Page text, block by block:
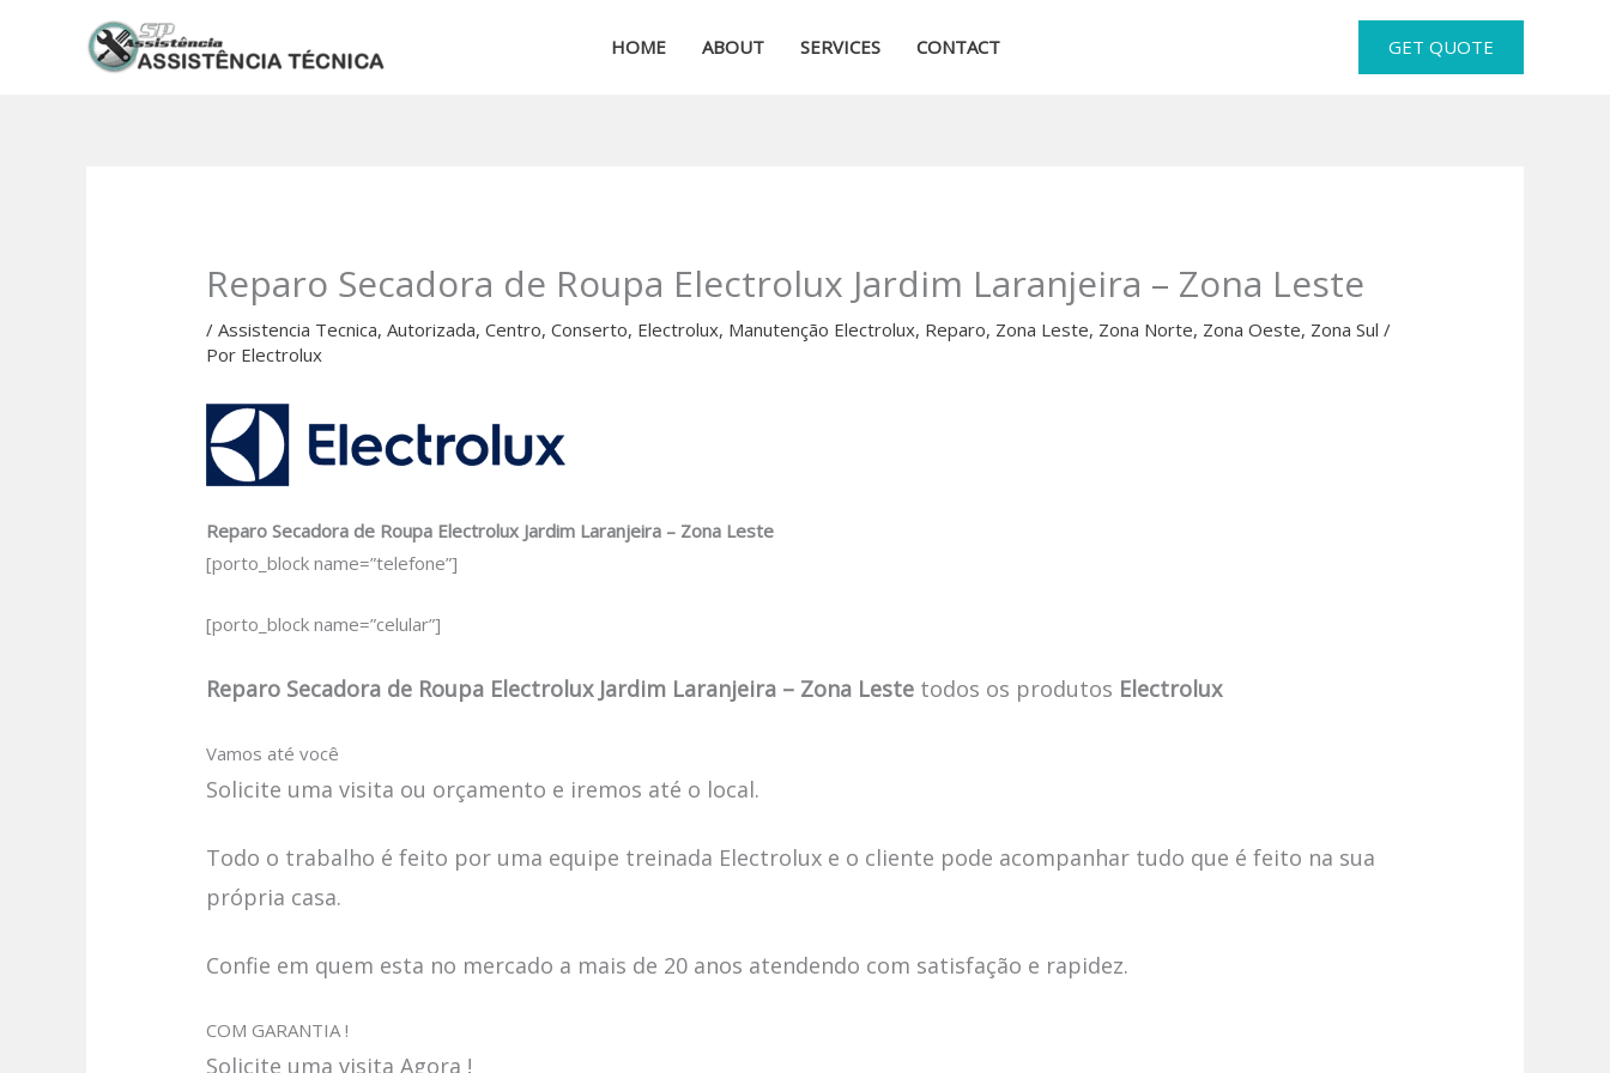
HOME ABOUT SERVICES CONTACT GET QUOTE
Reparo Secadora de Roupa Electrolux Jardim Laranjeira – Zona Leste
/Assistencia Tecnica,Autorizada,Centro,Conserto, Electrolux, Manutenção Electrolux, Reparo, Zona Leste, Zona Norte, Zona Oeste, Zona Sul /
Por Electrolux
Reparo Secadora de Roupa Electrolux Jardim Laranjeira – Zona Leste
[porto_block name=”telefone”]
[porto_block name=”celular”]
Reparo Secadora de Roupa Electrolux Jardim Laranjeira – Zona Leste todos os produtos Electrolux
Vamos até você
Solicite uma visita ou orçamento e iremos até o local.
Todo o trabalho é feito por uma equipe treinada Electrolux e o cliente pode acompanhar tudo que é feito na sua
própria casa.
Confie em quem esta no mercado a mais de 20 anos atendendo com satisfação e rapidez.
COM GARANTIA !
Solicite uma visita Agora !